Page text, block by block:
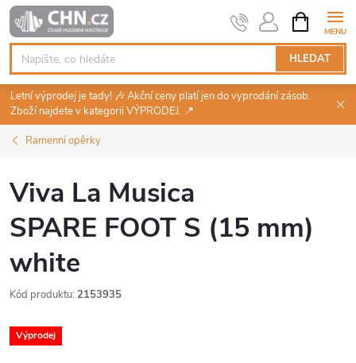
Přejít
na
obsah
HLEDAT
NÁKUPNÍ
KOŠÍK
Letní výprodej je tady! 🎶 Akční ceny platí jen do vyprodání zásob.
Zboží najdete v kategorii VÝPRODEJ. 📍
Ramenní opěrky
Viva La Musica
SPARE FOOT S (15 mm)
white
Kód produktu: 2153935
Výprodej